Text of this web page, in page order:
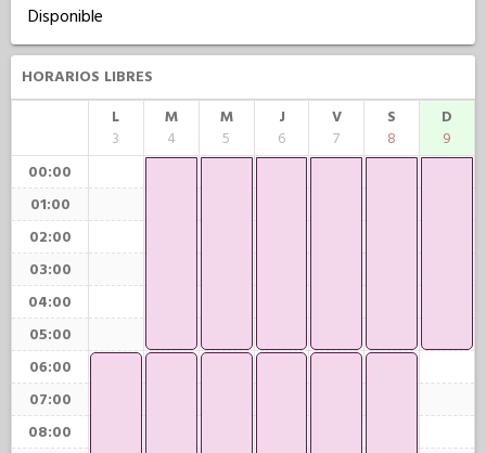
Disponible
HORARIOS LIBRES
L
3
M
4
M
5
J
6
V
7
S
8
D
9
00:00
01:00
02:00
03:00
04:00
05:00
06:00
07:00
08:00